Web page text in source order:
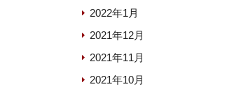
2022年1月
2021年12月
2021年11月
2021年10月